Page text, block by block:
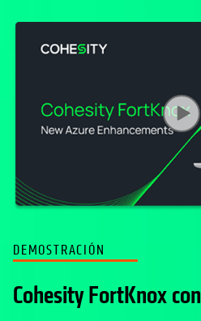
DEMOSTRACIÓN
Cohesity FortKnox